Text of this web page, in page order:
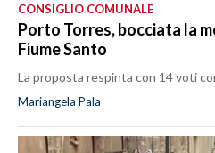
CONSIGLIO COMUNALE
Porto Torres, bocciata la
Fiume Santo
La proposta respinta con 14 voti
Mariangela Pala